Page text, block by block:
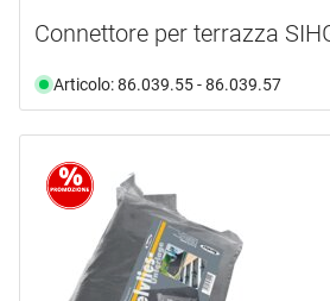
Connettore per terrazza
Articolo: 86.039.55 - 86.039.57